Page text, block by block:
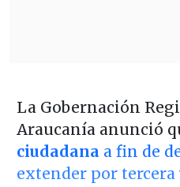
La Gobernación
Araucanía anunció
ciudadana a fin de
extender por tercera